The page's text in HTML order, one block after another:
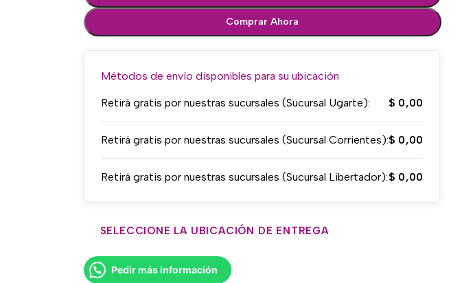
Comprar Ahora
Métodos de envío disponibles para su ubicación
Retirá gratis por nuestras sucursales (Sucursal Ugarte): $ 0,00
Retirá gratis por nuestras sucursales (Sucursal Corrientes):$ 0,00
Retirá gratis por nuestras sucursales (Sucursal Libertador):$ 0,00
SELECCIONE LA UBICACIÓN DE ENTREGA
Pedir más información